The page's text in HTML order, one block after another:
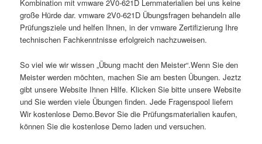
Kombination mit vmware 2V0-621D Lernmaterialien bei uns keine
große Hürde dar. vmware 2V0-621D Übungsfragen behandeln alle
Prüfungsziele und helfen Ihnen, in der vmware Zertifizierung Ihre
technischen Fachkenntnisse erfolgreich nachzuweisen.
So viel wie wir wissen „Übung macht den Meister“.Wenn Sie den
Meister werden möchten, machen Sie am besten Übungen. Jeztz
gibt unsere Website Ihnen Hilfe. Klicken Sie bitte unsere Website
und Sie werden viele Übungen finden. Jede Fragenspool liefern
Wir kostenlose Demo.Bevor Sie die Prüfungsmaterialien kaufen,
können Sie die kostenlose Demo laden und versuchen.